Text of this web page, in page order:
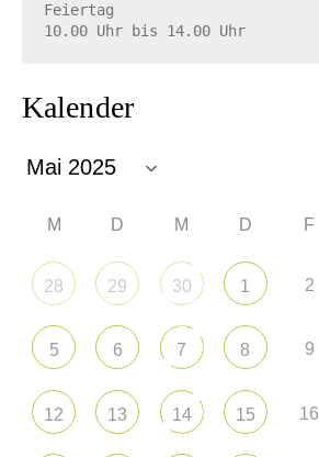
Feiertag
10.00 Uhr bis 14.00 Uhr
Kalender
M D M D F
28 29 30 1 2
5 6 7 8 9
12 13 14 15 16